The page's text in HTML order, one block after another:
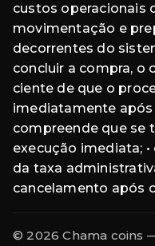
custos operacionais
movimentação e
decorrentes do
concluir a compra, o
ciente de que o
imediatamente após
compreende que se
execução imediata;
da taxa
cancelamento após
© 2026 Chama coins